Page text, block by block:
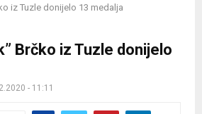
iz Tuzle donijelo 13 medalja
Brčko iz Tuzle donijelo
- 11:11